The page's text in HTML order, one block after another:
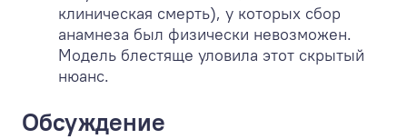
клиническая смерть), у которых сбор
анамнеза был физически невозможен.
Модель блестяще уловила этот скрытый
нюанс.
Обсуждение